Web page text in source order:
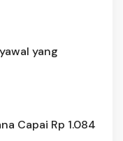
yang
Capai Rp 1.084